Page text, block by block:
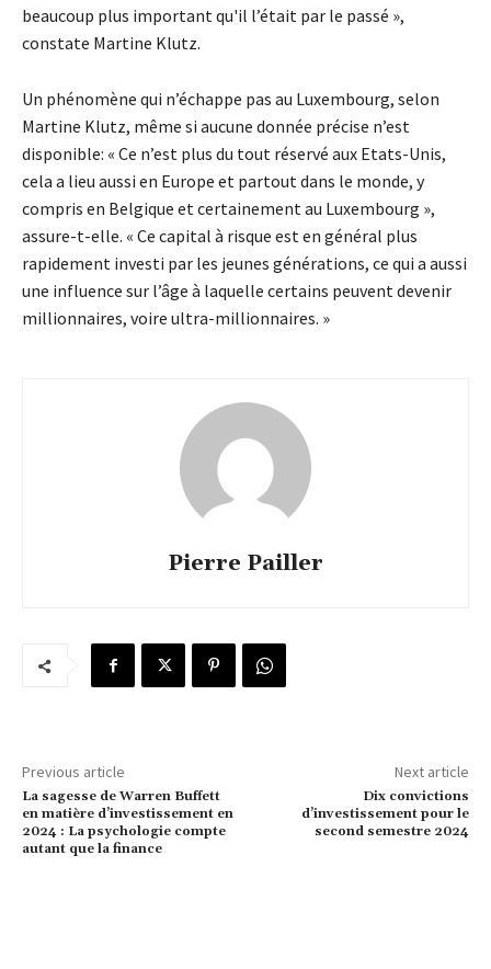
beaucoup plus important qu'il l’était par le passé »,
constate Martine Klutz.
Un phénomène qui n’échappe pas au Luxembourg, selon
Martine Klutz, même si aucune donnée précise n’est
disponible: « Ce n’est plus du tout réservé aux Etats-Unis,
cela a lieu aussi en Europe et partout dans le monde, y
compris en Belgique et certainement au Luxembourg »,
assure-t-elle. « Ce capital à risque est en général plus
rapidement investi par les jeunes générations, ce qui a aussi
une influence sur l’âge à laquelle certains peuvent devenir
millionnaires, voire ultra-millionnaires. »
Pierre Pailler
Previous article
La sagesse de Warren Buffett
en matière d’investissement en
2024 : La psychologie compte
autant que la finance
Next article
Dix convictions
d’investissement pour le
second semestre 2024